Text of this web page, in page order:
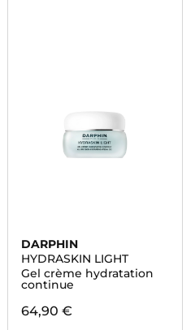
DARPHIN
HYDRASKIN LIGHT
Gel crème hydratation
continue
64,90 €